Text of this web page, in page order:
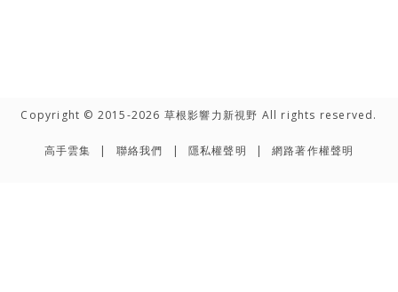
Copyright © 2015-2026 草根影響力新視野 All rights reserved.
高手雲集 聯絡我們 隱私權聲明 網路著作權聲明